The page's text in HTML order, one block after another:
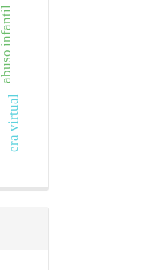
abuso infantil
era virtual